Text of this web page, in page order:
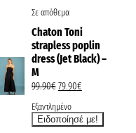
Σε απόθεμα
Chaton Toni
strapless poplin
dress (Jet Black) –
M
99.90€79.90€
Εξαντλημένο